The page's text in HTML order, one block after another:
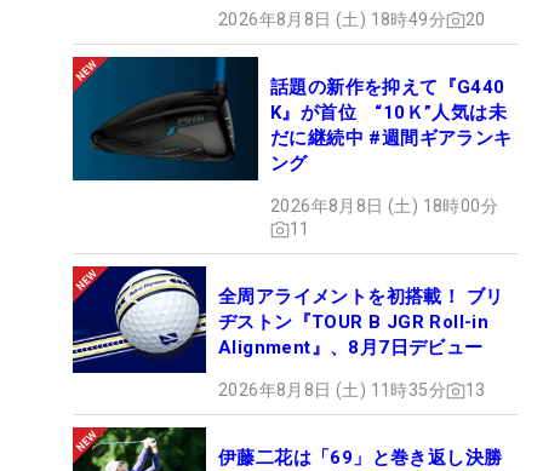
2026年8月8日 (土) 18時49分 20
話題の新作を抑えて『G440
K』が首位 “10Ｋ”人気は未
だに継続中 #週間ギアランキ
ング
2026年8月8日 (土) 18時00分
11
全周アライメントを初搭載！ ブリ
ヂストン『TOUR B JGR Roll-in
Alignment』、8月7日デビュー
2026年8月8日 (土) 11時35分 13
伊藤二花は「69」と巻き返し決勝